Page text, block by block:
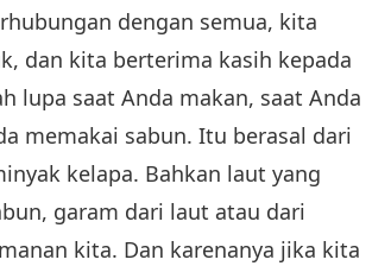
dengan semua, kita
dan kita berterima kasih kepada
lupa saat Anda makan, saat Anda
memakai sabun. Itu berasal dari
kelapa. Bahkan laut yang
garam dari laut atau dari
kita. Dan karenanya jika kita